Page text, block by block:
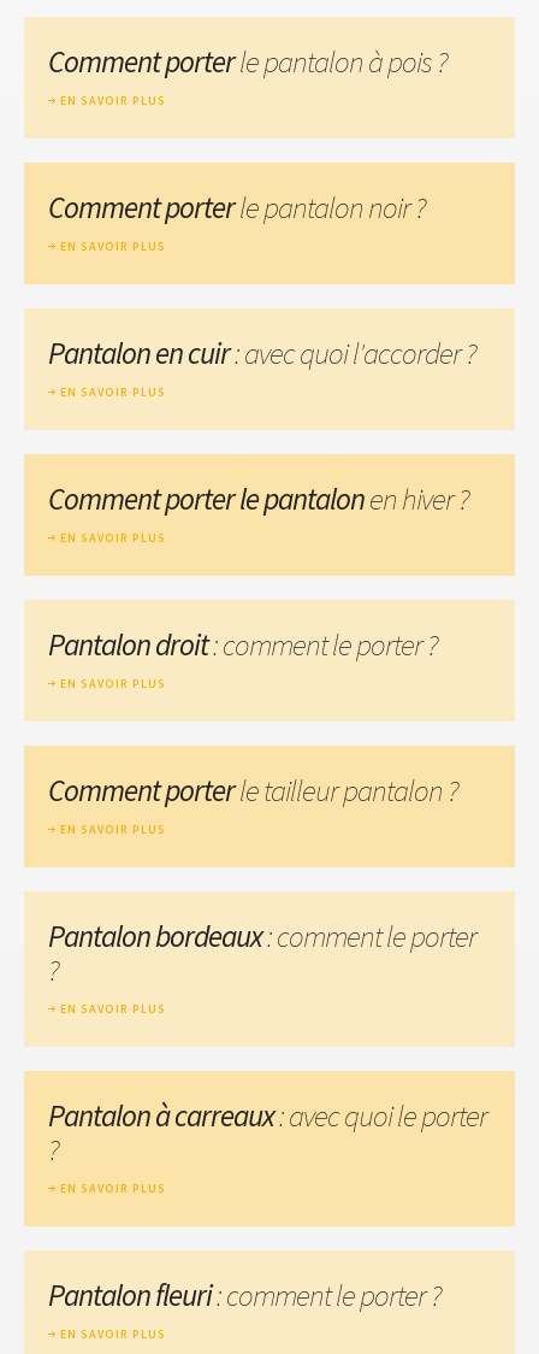
Comment porterle pantalon à pois ?
EN SAVOIR PLUS
Comment porterle pantalon noir ?
EN SAVOIR PLUS
Pantalon en cuir: avec quoi l'accorder ?
EN SAVOIR PLUS
Comment porter le pantalonen hiver ?
EN SAVOIR PLUS
Pantalon droit: comment le porter ?
EN SAVOIR PLUS
Comment porterle tailleur pantalon ?
EN SAVOIR PLUS
Pantalon bordeaux: comment le porter
?
EN SAVOIR PLUS
Pantalon à carreaux: avec quoi le porter
?
EN SAVOIR PLUS
Pantalon fleuri: comment le porter ?
EN SAVOIR PLUS